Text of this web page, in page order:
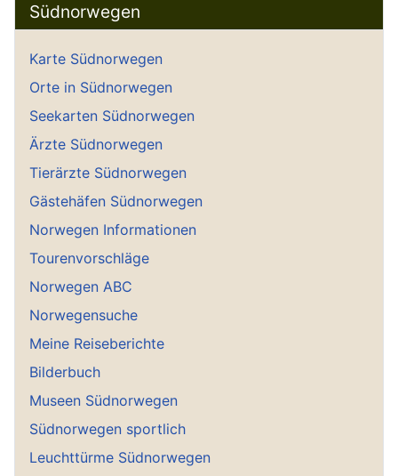
Südnorwegen
Karte Südnorwegen
Orte in Südnorwegen
Seekarten Südnorwegen
Ärzte Südnorwegen
Tierärzte Südnorwegen
Gästehäfen Südnorwegen
Norwegen Informationen
Tourenvorschläge
Norwegen ABC
Norwegensuche
Meine Reiseberichte
Bilderbuch
Museen Südnorwegen
Südnorwegen sportlich
Leuchttürme Südnorwegen